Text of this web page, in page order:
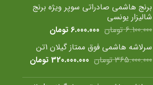
برنج هاشمی صادراتی سوپر ویژه برنج
شالیزار یونسی
6.100.000 تومان قیمت
6.100.000 تومان
بود.
6.000.000 تومانقیمت
است.
سرلاشه هاشمی فوق ممتاز گیلان 1تن
365.000.000 تومان قیمت
365.000.000 تومان
320.000.000 تومانقیمت